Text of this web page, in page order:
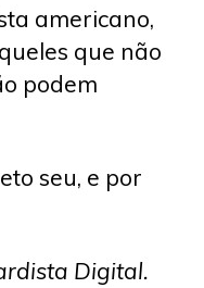
americano,
que não
podem
seu, e por
Digital.